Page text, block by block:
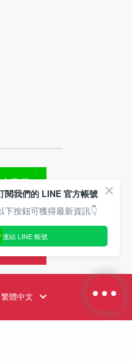
客服
絲團
繁體中文
閱我們的 LINE 官方帳號
下按鈕可獲得最新資訊👇
連結 LINE 帳號